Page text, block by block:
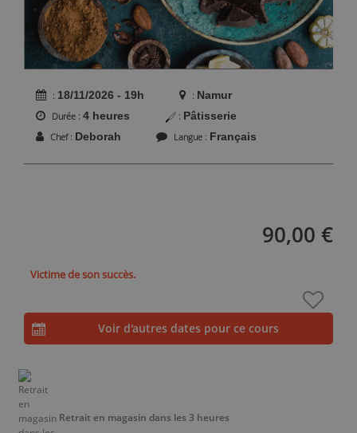
18/11/2026 - 19h Namur
Durée 4 heures Pâtisserie
Chef Deborah Langue Français
90,00 €
Victime de son succès.
Voir d'autres dates pour ce cours
Retrait en magasin dans les 3 heures